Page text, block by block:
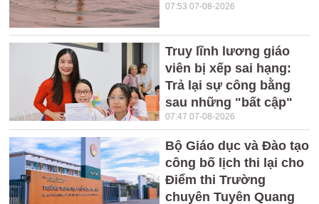
07:53 07-08-2026
Truy lĩnh lương giáo
viên bị xếp sai hạng:
Trả lại sự công bằng
sau những "bất cập"
07:47 07-08-2026
Bộ Giáo dục và Đào tạo
công bố lịch thi lại cho
Điểm thi Trường
chuyên Tuyên Quang